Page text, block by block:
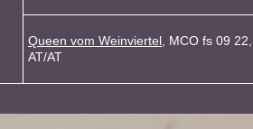
Queen vom Weinviertel , MCO fs 09
AT/AT